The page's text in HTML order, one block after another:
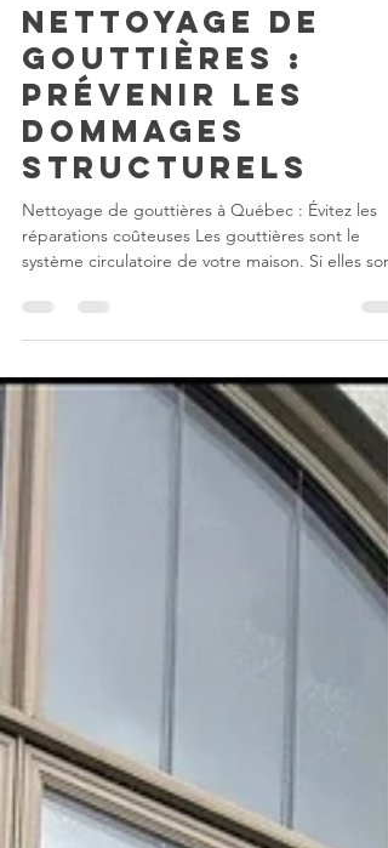
vitresvh
14 avr.
1 min de lecture
Nettoyage de
gouttières :
Prévenir les
dommages
structurels
Nettoyage de gouttières à Québec : Évitez les
bouchées, l'eau cherche un autre chemin : vers
votre toit, votre fascia ou, pire encore, vers vos
fondations. À Québec, avec nos épisodes de
pluies abondantes, un nettoyage de gouttières
risques d'une gouttière obstruée par les débris
Lorsque les feuilles, le sable des bardeau et les ai